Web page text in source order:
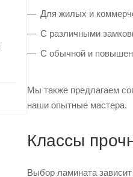
Для жилых и
С различными
С обычной и
Мы также предлагаем
наши опытные мастера.
Классы
Выбор ламината